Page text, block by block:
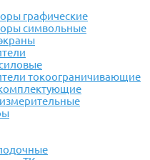
графические
символьные
токоограничивающие